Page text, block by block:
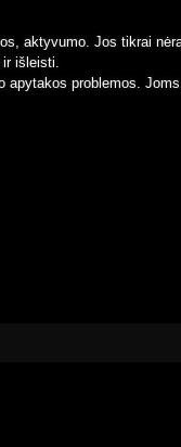
aktyvumo. Jos tikrai
išleisti.
apytakos problemos.